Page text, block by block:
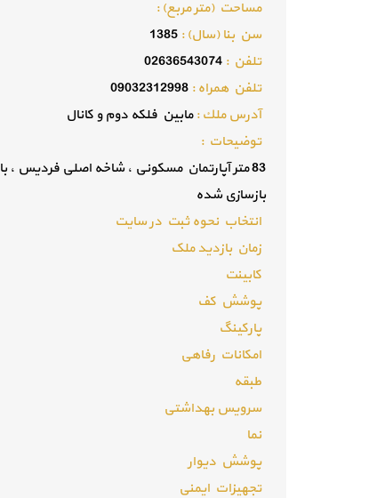
مساحت (متر مربع) :
سن بنا (سال) : 1385
تلفن : 02636543074
تلفن همراه : 09032312998
آدرس ملك :مابین فلکه دوم و کانال
توضيحات :
83 متر آپارتمان مسکونی ، شاخه اصلی فردیس ،
بازسازی شده
انتخاب نحوه ثبت در سایت
زمان بازدید ملک
کابینت
پوشش کف
پارکینگ
امکانات رفاهی
طبقه
سرویس بهداشتی
نما
پوشش دیوار
تجهیزات ایمنی